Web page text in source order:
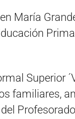
María
Superior
familiares,